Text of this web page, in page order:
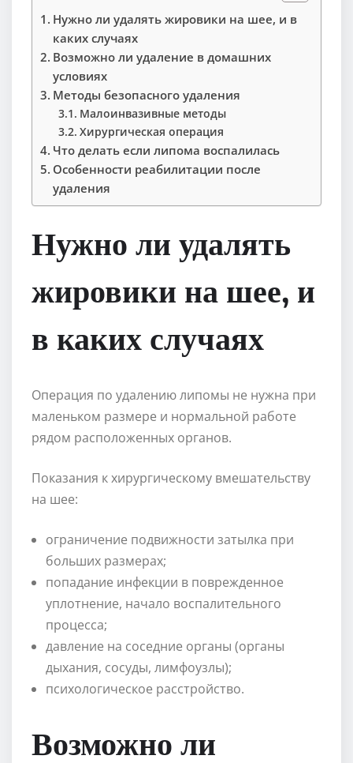
Нужно ли удалять жировики на шее, и в
каких случаях
Возможно ли удаление в домашних
условиях
Методы безопасного удаления
Малоинвазивные методы
Хирургическая операция
Что делать если липома воспалилась
Особенности реабилитации после
удаления
Нужно ли удалять
жировики на шее, и
в каких случаях
Операция по удалению липомы не нужна при
маленьком размере и нормальной работе
рядом расположенных органов.
Показания к хирургическому вмешательству
на шее:
ограничение подвижности затылка при
больших размерах;
попадание инфекции в поврежденное
уплотнение, начало воспалительного
процесса;
давление на соседние органы (органы
дыхания, сосуды, лимфоузлы);
психологическое расстройство.
Возможно ли